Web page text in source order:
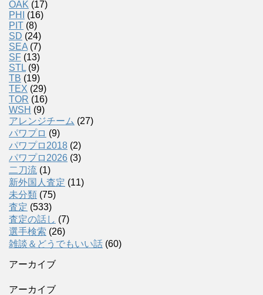
OAK (17)
PHI
(16)
PIT (8)
SD (24)
SEA (7)
SF (13)
STL (9)
TB (19)
TEX (29)
TOR (16)
WSH (9)
アレンジチーム (27)
パワプロ (9)
パワプロ2018 (2)
パワプロ2026 (3)
二刀流 (1)
新外国人査定 (11)
未分類 (75)
査定 (533)
査定の話し (7)
選手検索 (26)
雑談＆どうでもいい話 (60)
アーカイブ
アーカイブ